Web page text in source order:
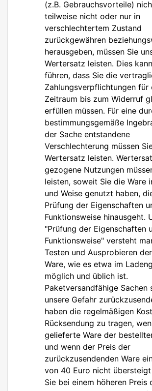
(z.B. Gebrauchsvorteile)
teilweise nicht oder nur in
verschlechtertem Zustand
zurückgewähren
herausgeben, müssen Sie
Wertersatz leisten. Dies
führen, dass Sie die
Zahlungsverpflichtungen für
Zeitraum bis zum Widerruf
erfüllen müssen. Für eine
bestimmungsgemäße
der Sache entstandene
Verschlechterung müssen
Wertersatz leisten.
gezogene Nutzungen
leisten, soweit Sie die Ware
und Weise genutzt haben,
Prüfung der Eigenschaften
Funktionsweise hinausgeht.
"Prüfung der Eigenschaften
Funktionsweise" versteht
Testen und Ausprobieren
Ware, wie es etwa im
möglich und üblich ist.
Paketversandfähige Sachen
unsere Gefahr
haben die regelmäßigen
Rücksendung zu tragen,
gelieferte Ware der
und wenn der Preis der
zurückzusendenden Ware
von 40 Euro nicht
Sie bei einem höheren Preis